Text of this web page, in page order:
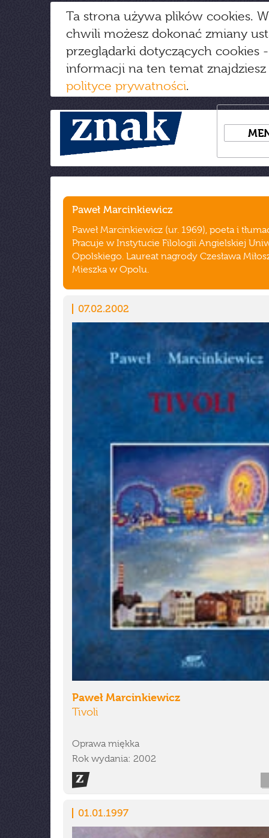
Ta strona używa plików cookies.
chwili możesz dokonać zmiany
przeglądarki dotyczących cookies
informacji na ten temat
polityce prywatności.
Paweł Marcinkiewicz
Paweł Marcinkiewicz (ur. 1969), poeta i
Pracuje w Instytucie Filologii Angielskiej
Opolskiego. Laureat nagrody Czesława
Mieszka w Opolu.
07.02.2002
Paweł Marcinkiewicz
Tivoli
Oprawa miękka
Rok wydania: 2002
01.01.1997